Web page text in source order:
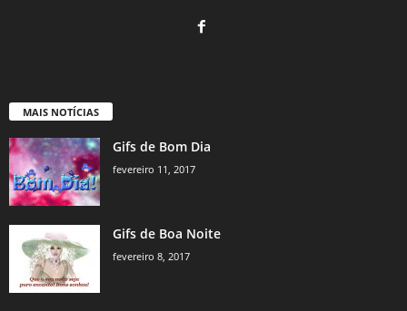
MAIS NOTÍCIAS
Gifs de Bom Dia
fevereiro 11, 2017
Gifs de Boa Noite
fevereiro 8, 2017